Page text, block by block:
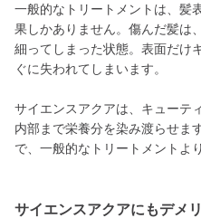
一般的なトリートメントは、髪
果しかありません。傷んだ髪は
細ってしまった状態。表面だけ
ぐに失われてしまいます。
サイエンスアクアは、キューテ
内部まで栄養分を染み渡らせま
で、一般的なトリートメントよ
サイエンスアクアにもデメ